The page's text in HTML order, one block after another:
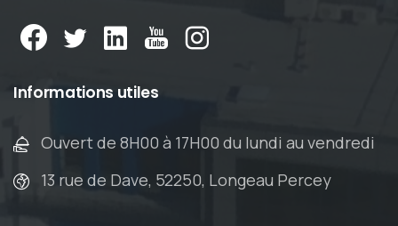
Informations utiles
Ouvert de 8H00 à 17H00 du lundi au vendredi
13 rue de Dave, 52250, Longeau Percey